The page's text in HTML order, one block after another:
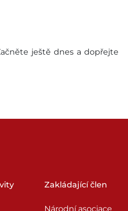
ještě dnes a dopřejte
Zakládající člen
Národní asociace